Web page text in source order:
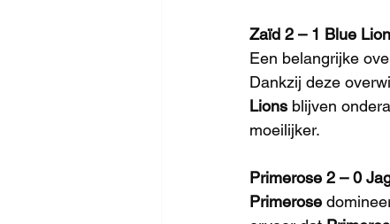
Zaïd 2 – 1 Blue
Een belangrijke
Dankzij deze
Lions blijven
moeilijker.
Primerose 2 – 0
Primerose